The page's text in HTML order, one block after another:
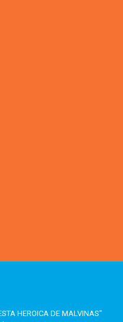
HEROICA DE MALVINAS"